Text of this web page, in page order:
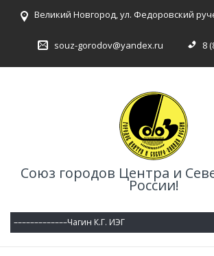
Великий Новгород, ул. Федоровский
souz-gorodov@yandex.ru 8
Союз городов Центра и
России!